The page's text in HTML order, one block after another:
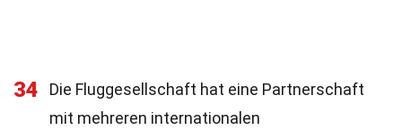
34
Die Fluggesellschaft hat eine Partnerschaft
mit mehreren internationalen